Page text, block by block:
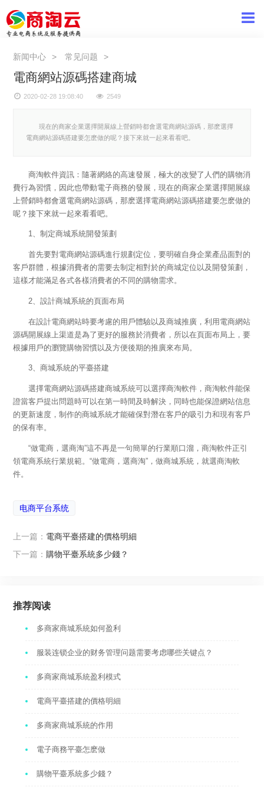
新闻中心 常见问题
電商網站源碼搭建商城
2020-02-28 19:08:40 2549
現在的商家企業選擇開展線上營銷時都會選電商網站源碼，那麽選擇
電商網站源碼搭建要怎麽做的呢？接下來就一起來看看吧。
商淘軟件資訊：隨著網絡的高速發展，極大的改變了人們的購物消
費行為習慣，因此也帶動電子商務的發展，現在的商家企業選擇開展線
上營銷時都會選電商網站源碼，那麽選擇電商網站源碼搭建要怎麽做的
呢？接下來就一起來看看吧。
1、制定商城系統開發策劃
首先要對電商網站源碼進行規劃定位，要明確自身企業產品面對的
客戶群體，根據消費者的需要去制定相對於的商城定位以及開發策劃，
這樣才能滿足各式各樣消費者的不同的購物需求。
2、設計商城系統的頁面布局
在設計電商網站時要考慮的用戶體驗以及商城推廣，利用電商網站
源碼開展線上渠道是為了更好的服務於消費者，所以在頁面布局上，要
根據用戶的瀏覽購物習慣以及方便後期的推廣來布局。
3、商城系統的平臺搭建
選擇電商網站源碼搭建商城系統可以選擇商淘軟件，商淘軟件能保
證當客戶提出問題時可以在第一時間及時解決，同時也能保證網站信息
的更新速度，制作的商城系統才能確保對潛在客戶的吸引力和現有客戶
的保有率。
“做電商，選商淘”這不再是一句簡單的行業順口溜，商淘軟件正引
領電商系統行業規範。“做電商，選商淘”，做商城系統，就選商淘軟
件。
电商平台系统
上一篇： 電商平臺搭建的價格明細
下一篇： 購物平臺系統多少錢？
推荐阅读
多商家商城系統如何盈利
服装连锁企业的财务管理问题需要考虑哪些关键点？
多商家商城系統盈利模式
電商平臺搭建的價格明細
多商家商城系統的作用
電子商務平臺怎麽做
購物平臺系統多少錢？